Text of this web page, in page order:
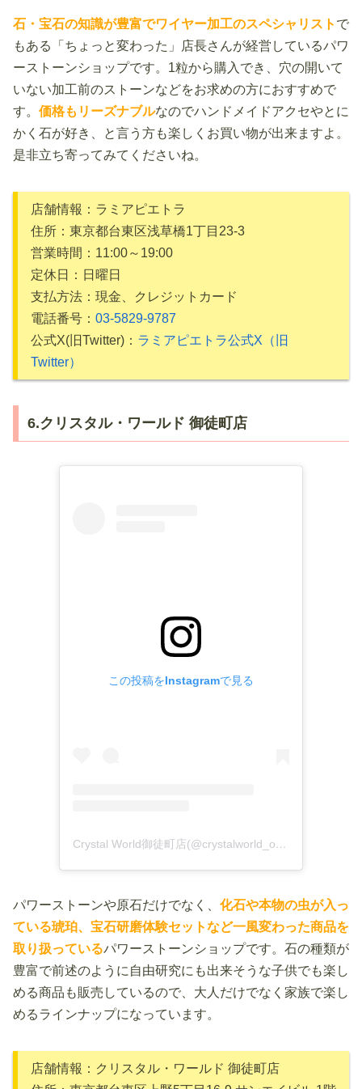
石・宝石の知識が豊富でワイヤー加工のスペシャリスト で
もある「ちょっと変わった」店長さんが経営しているパワ
ーストーンショップです。1粒から購入でき、穴の開いて
いない加工前のストーンなどをお求めの方におすすめで
す。 価格もリーズナブルなのでハンドメイドアクセやとに
かく石が好き、と言う方も楽しくお買い物が出来ますよ。
是非立ち寄ってみてくださいね。
店舗情報：ラミアピエトラ
住所：東京都台東区浅草橋1丁目23-3
営業時間：11:00～19:00
定休日：日曜日
支払方法：現金、クレジットカード
電話番号： 03-5829-9787
公式X(旧Twitter)： ラミアピエトラ公式X（旧
Twitter）
6.クリスタル・ワールド 御徒町店
この投稿をInstagramで見る
Crystal World御徒町店(@crystalworld_okachimachi)がシェアした投稿
パワーストーンや原石だけでなく、 化石や本物の虫が入っ
ている琥珀、宝石研磨体験セットなど一風変わった商品を
取り扱っているパワーストーンショップです。石の種類が
豊富で前述のように自由研究にも出来そうな子供でも楽し
める商品も販売しているので、大人だけでなく家族で楽し
めるラインナップになっています。
店舗情報：クリスタル・ワールド 御徒町店